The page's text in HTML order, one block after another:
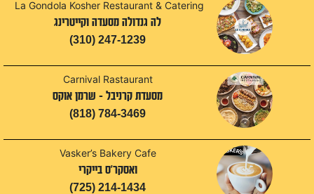
La Gondola Kosher Restaurant & Catering
לה גנדולה מסעדה וקייטרינג
(310) 247-1239
Carnival Rastaurant
מסעדת קרניבל - שרמן אוקס
(818) 784-3469
Vasker’s Bakery Cafe
ואסקר'ס בייקרי
(725) 214-1434